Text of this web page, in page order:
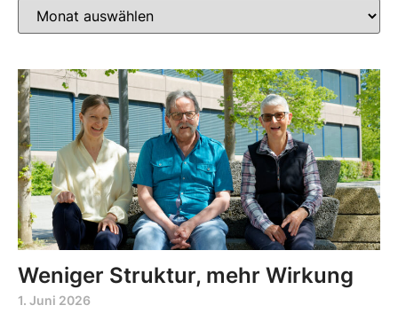
Weniger Struktur, mehr Wirkung
1. Juni 2026